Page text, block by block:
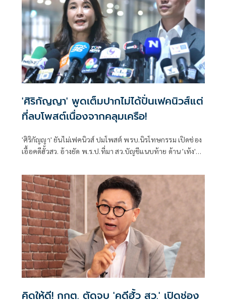
'ศิริกัญญา' พูดเต็มปากไม่ได้ปั่นเฟคนิวส์แต่
ที่ลบโพสต์เนื่องจากคลุมเครือ!
'ศิริกัญญา' ยันไม่เฟคนิวส์ ปมโพสต์ พรบ.นิรโทษกรรม เปิดช่อง
เอื้อคดีฮั้วสว. อ้างยัด พ.ร.ป.ที่มา สว.บัญชีแนบท้าย ด้าน 'เท้ง'
เจตนาละเมิด 112
คิดให้ดี! กกต. ตัดจบ 'คดีฮั้ว สว.' เปิดช่อง